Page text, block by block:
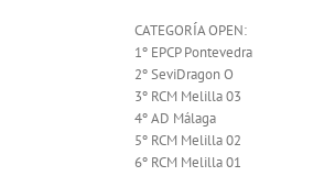
CATEGORÍA OPEN:
1º EPCP Pontevedra
2º SeviDragon O
3º RCM Melilla 03
4º AD Málaga
5º RCM Melilla 02
6º RCM Melilla 01